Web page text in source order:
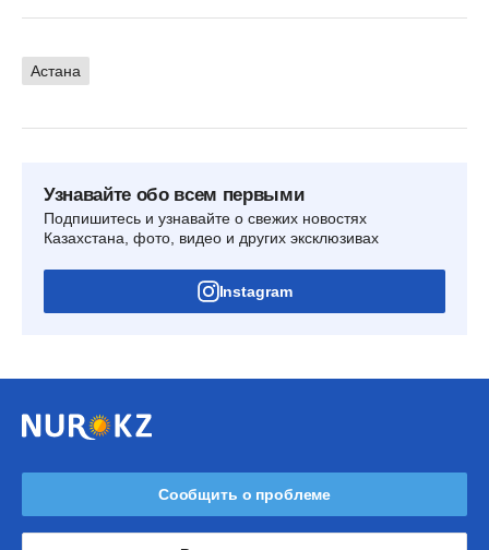
Астана
Узнавайте обо всем первыми
Подпишитесь и узнавайте о свежих новостях
Казахстана, фото, видео и других эксклюзивах
Instagram
Сообщить о проблеме